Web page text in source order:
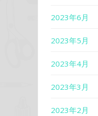
2023年6月
2023年5月
2023年4月
2023年3月
2023年2月